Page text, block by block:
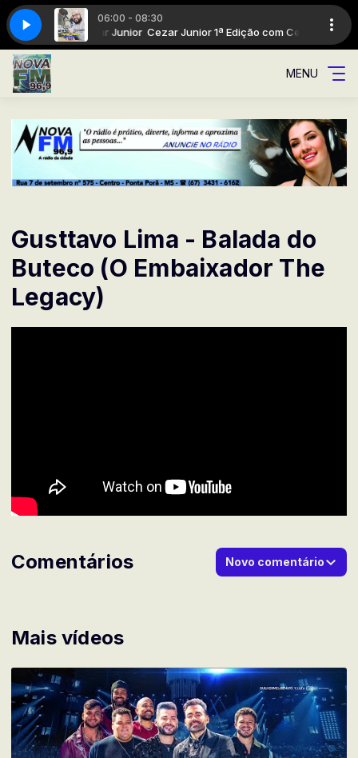
06:00 - 08:30
com Cezar Junior Cezar Junior 1ª Edição com Cezar Junior
A Rádio da cidade
CEZAR CONEXÃO 96 com GIOVANI CEZAR
MENU
Gusttavo Lima - Balada do
Buteco (O Embaixador The
Legacy)
Mais vídeos
Comentários Novo comentário